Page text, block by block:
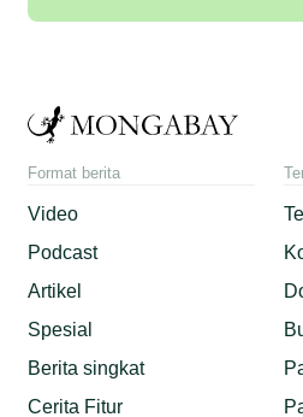
Format berita
Video
Podcast
Artikel
Spesial
Berita singkat
Cerita Fitur